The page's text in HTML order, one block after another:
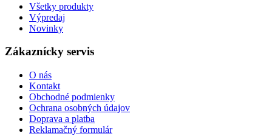
Všetky produkty
Výpredaj
Novinky
Zákaznícky servis
O nás
Kontakt
Obchodné podmienky
Ochrana osobných údajov
Doprava a platba
Reklamačný formulár